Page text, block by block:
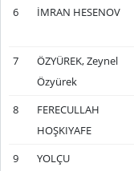
6 İMRAN HESENOV
7
ÖZYÜREK, Zeynel
Özyürek
8
FERECULLAH
HOŞKIYAFE
9
YOLÇU